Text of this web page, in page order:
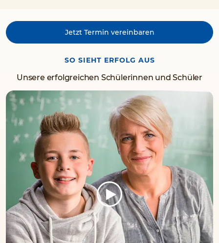
Jetzt Termin vereinbaren
SO SIEHT ERFOLG AUS
Unsere erfolgreichen Schülerinnen und Schüler